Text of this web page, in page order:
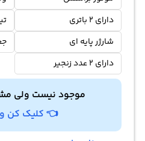
دارای 2 باتری
تیغه
شارژر پایه ای
دارای 2 عدد زنجیر
موجود نیست ولی
👈 کلیک کن و